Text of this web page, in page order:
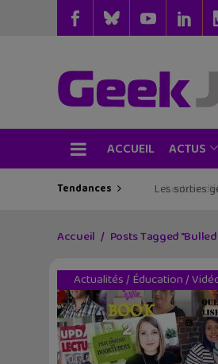
ACCUEIL ACTUS
Tendances Les sorties
Accueil Posts Tagged
Actualités/ Éducation/